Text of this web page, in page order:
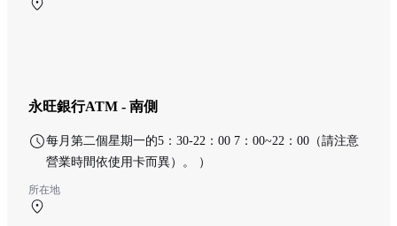
永旺銀行ATM - 南側
每月第二個星期一的5：30-22：00 7：00~22：00（請注意
營業時間依使用卡而異）。 ）
所在地